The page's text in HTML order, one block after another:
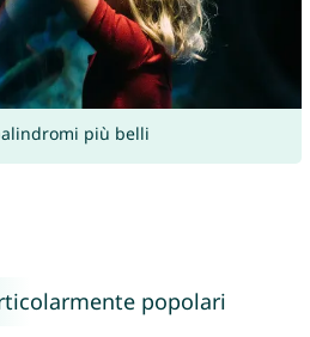
più belli
popolari